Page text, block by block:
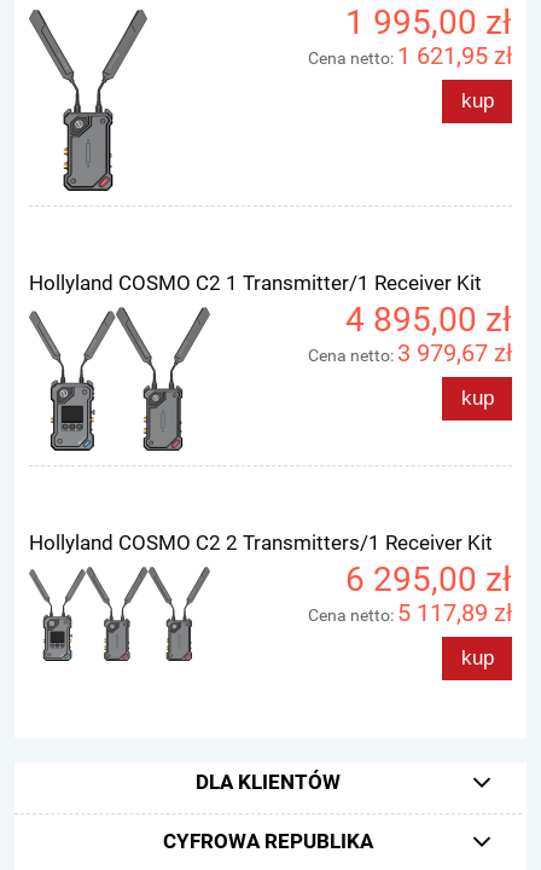
1 995,00 zł
Cena netto: 1 621,95 zł
kup
Hollyland COSMO C2 1 Transmitter/1 Receiver Kit
4 895,00 zł
Cena netto: 3 979,67 zł
kup
Hollyland COSMO C2 2 Transmitters/1 Receiver Kit
6 295,00 zł
Cena netto: 5 117,89 zł
kup
DLA KLIENTÓW
CYFROWA REPUBLIKA